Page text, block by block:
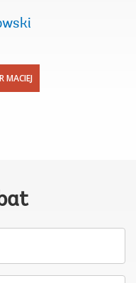
MACIEJ